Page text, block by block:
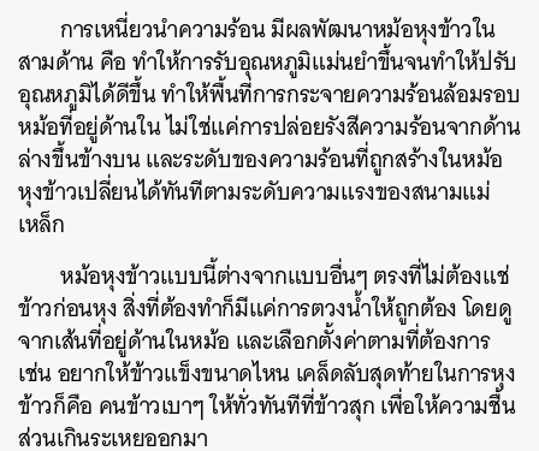
การเหนี่ยวนำความร้อน มีผลพัฒนาหม้อหุงข้าวใน
สามด้าน คือ ทำให้การรับอุณหภูมิแม่นยำขึ้นจนทำให้ปรับ
อุณหภูมิได้ดีขึ้น ทำให้พื้นที่การกระจายความร้อนล้อมรอบ
หม้อที่อยู่ด้านใน ไม่ใช่แค่การปล่อยรังสีความร้อนจากด้าน
ล่างขึ้นข้างบน และระดับของความร้อนที่ถูกสร้างในหม้อ
หุงข้าวเปลี่ยนได้ทันทีตามระดับความแรงของสนามแม่
เหล็ก
หม้อหุงข้าวแบบนี้ต่างจากแบบอื่นๆ ตรงที่ไม่ต้องแช่
ข้าวก่อนหุง สิ่งที่ต้องทำก็มีแค่การตวงน้ำให้ถูกต้อง โดยดู
จากเส้นที่อยู่ด้านในหม้อ และเลือกตั้งค่าตามที่ต้องการ
เช่น อยากให้ข้าวแข็งขนาดไหน เคล็ดลับสุดท้ายในการหุง
ข้าวก็คือ คนข้าวเบาๆ ให้ทั่วทันทีที่ข้าวสุก เพื่อให้ความชื้น
ส่วนเกินระเหยออกมา